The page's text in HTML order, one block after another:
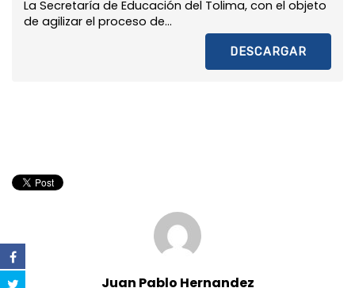
La Secretaría de Educación del Tolima, con el objeto
de agilizar el proceso de...
DESCARGAR
Juan Pablo Hernandez